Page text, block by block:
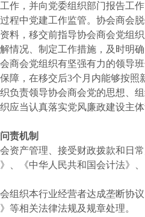
作，并向党委组织部门报告工
中党建工作监管。协会商会脱
料，移交前指导协会商会党组
情况、制定工作措施，及时明
商会党组织有坚强有力的领导
障，在移交后3个月内能够按照
责领导协会商会党的思想、组
应当认真落实党风廉政建设主
责机制
产管理、接受财政拨款和日常
、《中华人民共和国会计法》
织本行业经营者达成垄断协议
等相关法律法规及规章处理。